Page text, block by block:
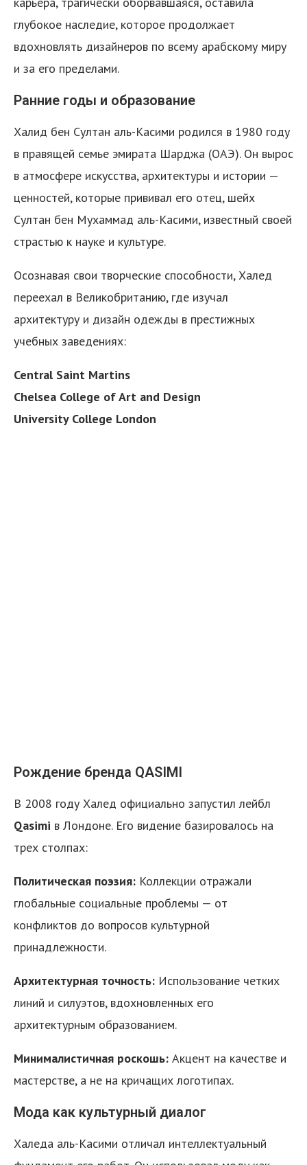
глубокое наследие, которое продолжает
вдохновлять дизайнеров по всему арабскому миру
и за его пределами.
Ранние годы и образование
Халид бен Султан аль-Касими родился в 1980 году
в правящей семье эмирата Шарджа (ОАЭ). Он вырос
в атмосфере искусства, архитектуры и истории —
ценностей, которые прививал его отец, шейх
Султан бен Мухаммад аль-Касими, известный своей
страстью к науке и культуре.
Осознавая свои творческие способности, Халед
переехал в Великобританию, где изучал
архитектуру и дизайн одежды в престижных
учебных заведениях:
CentralSaint Martins
Chelsea College ofArt and Design
UniversityCollege London
Рождение бренда QASIMI
В 2008 году Халед официально запустил лейбл
Qasimi в Лондоне. Его видение базировалось на
трех столпах:
Политическая поэзия: Коллекции отражали
глобальные социальные проблемы — от
конфликтов до вопросов культурной
принадлежности.
Архитектурная точность: Использование четких
линий и силуэтов, вдохновленных его
архитектурным образованием.
Минималистичная роскошь: Акцент на качестве и
мастерстве, а не на кричащих логотипах.
Мода как культурный диалог
Халеда аль-Касими отличал интеллектуальный